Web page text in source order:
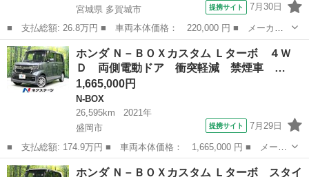
宮城県 多賀城市
提携サイト 7月30日
■ 支払総額: 26.8万円 ■ 車両本体価格： 220,000 円 ■ メーカー
名： ホンダ ■ 車種名： Ｎ－ＢＯＸ ■ グレード名： Ｇ ＳＳ
パッケージ ４ＷＤスマートキーオートエアコンパックカメラＡＢＳ
エアバッグ電...
宮城 多賀城市 N-BOX
ホンダ Ｎ－ＢＯＸカスタム Ｌターボ ４Ｗ
Ｄ 両側電動ドア 衝突軽減 禁煙車 …
1,665,000円
N-BOX
26,595km
2021年
盛岡市
提携サイト 7月29日
■ 支払総額: 174.9万円 ■ 車両本体価格： 1,665,000 円 ■ メーカ
ー名： ホンダ ■ 車種名： Ｎ－ＢＯＸカスタム ■ グレード
名： Ｌターボ ４ＷＤ 両側電動ドア 衝突軽減 禁煙車 純正ナ
岩手 盛岡市 N-BOX
ホンダ Ｎ－ＢＯＸカスタム Ｌターボ スタイ